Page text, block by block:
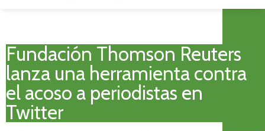
Fundación Thomson Reuters
lanza una herramienta contra
el acoso a periodistas en
Twitter